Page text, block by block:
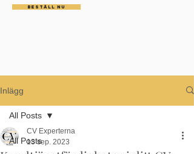
BESTÄLL NU
Inlägg
All Posts
All Posts
CV Experterna
13 sep. 2023